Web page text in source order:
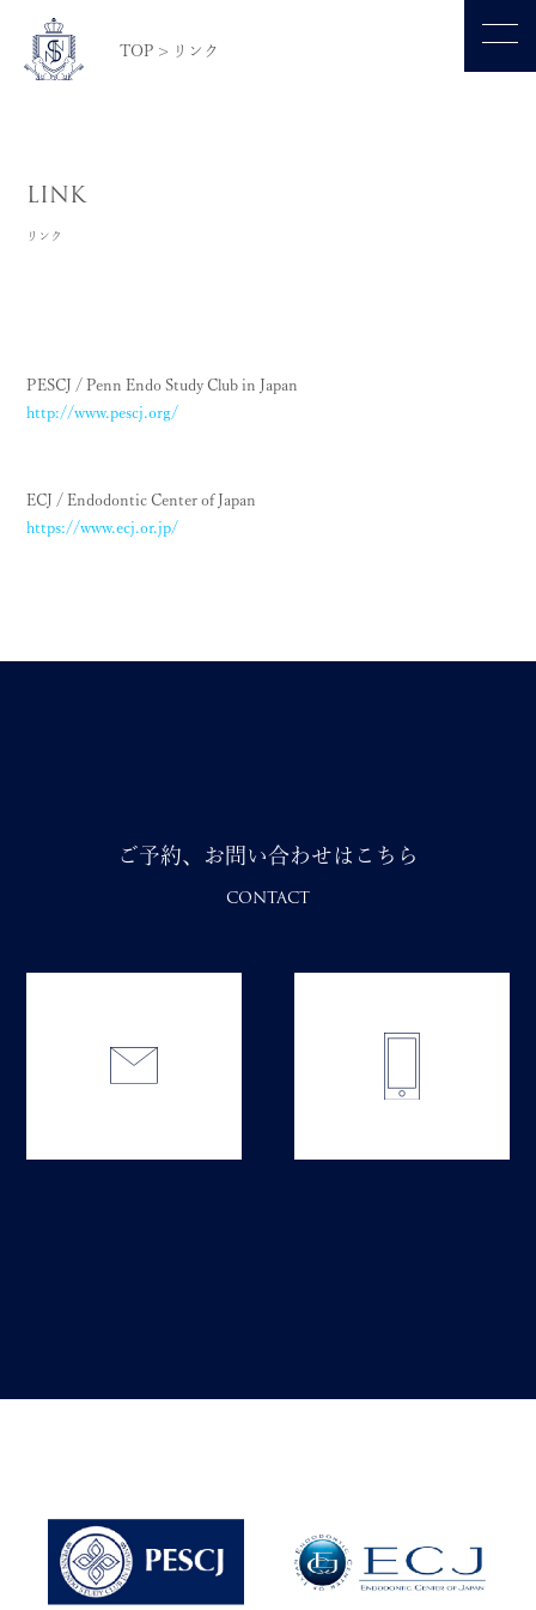
TOP > リンク
LINK
リンク
PESCJ / Penn Endo Study Club in Japan
http://www.pescj.org/
ECJ / Endodontic Center of Japan
https://www.ecj.or.jp/
ご予約、お問い合わせはこちら
CONTACT